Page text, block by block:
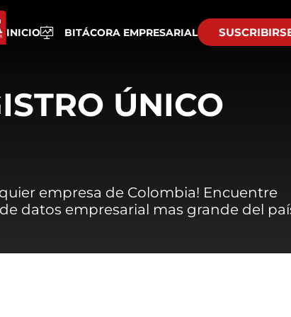
INICIO BITÁCORA EMPRESARIAL
ÚNICO
empresa de Colombia! Encuentre
datos empresarial mas grande del